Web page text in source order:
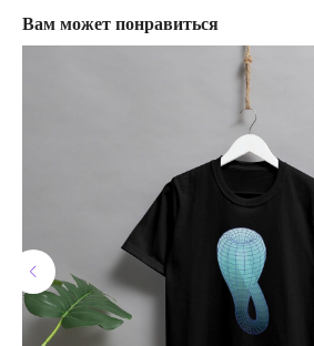
Вам может понравиться